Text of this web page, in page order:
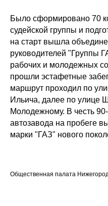
Было сформировано 70
судейской группы и
на старт вышла
руководителей "Группы
рабочих и молодежных
прошли эстафетные
маршрут проходил по
Ильича, далее по улице
Молодежному. В честь 90-
автозавода на пробеге
марки "ГАЗ" нового
Общественная палата